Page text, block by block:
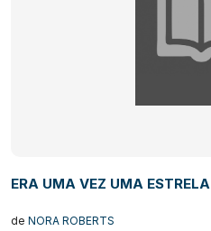
ERA UMA VEZ UMA ESTRELA
de NORA ROBERTS